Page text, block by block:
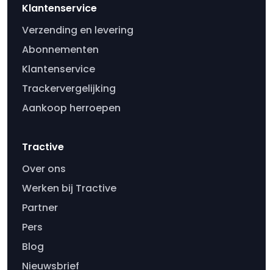
Klantenservice
Verzending en levering
Abonnementen
Klantenservice
Trackervergelijking
Aankoop herroepen
Tractive
Over ons
Werken bij Tractive
Partner
Pers
Blog
Nieuwsbrief